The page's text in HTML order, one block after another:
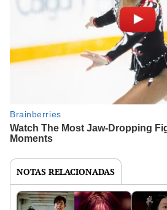
NOTAS RELACIONADAS